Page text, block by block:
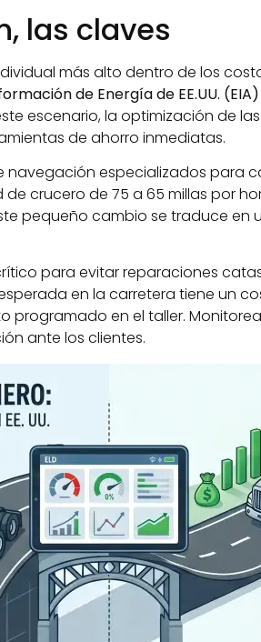
las claves
más alto dentro de los
de Energía de EE.UU. (EIA)
escenario, la optimización de
de ahorro inmediatas.
navegación especializados para
crucero de 75 a 65 millas por
pequeño cambio se traduce en
para evitar reparaciones
en la carretera tiene un
en el taller.
ante los clientes.